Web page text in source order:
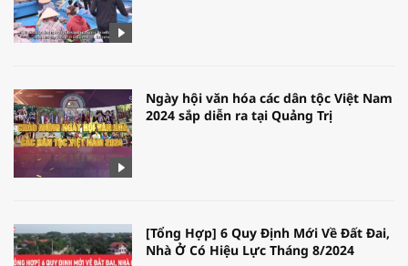
Ngày hội văn hóa các dân tộc Việt Nam
2024 sắp diễn ra tại Quảng Trị
[Tổng Hợp] 6 Quy Định Mới Về Đất Đai,
Nhà Ở Có Hiệu Lực Tháng 8/2024